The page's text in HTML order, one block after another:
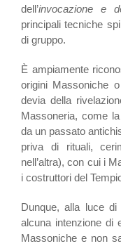
dell’invocazione e
principali tecniche
di gruppo.
È ampiamente
origini Massoniche
devia della
Massoneria, come
da un passato
priva di rituali,
nell’altra), con cui i
i costruttori del
Dunque, alla luce di
alcuna intenzione di
Massoniche e non